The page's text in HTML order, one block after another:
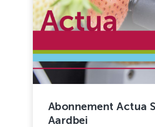
Abonnement Actua
Aardbei